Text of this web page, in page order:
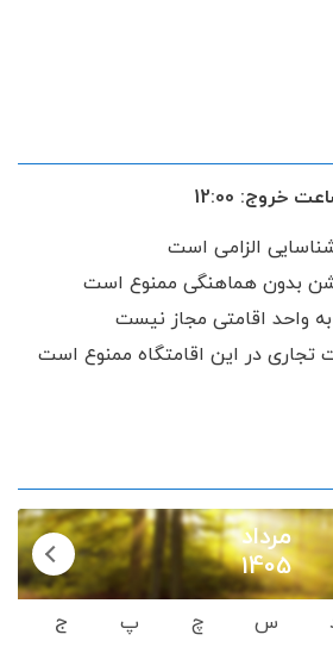
خروج: 12:00
الزامی است
بدون هماهنگی ممنوع است
واحد اقامتی مجاز نیست
تجاری در این اقامتگاه ممنوع است
مرداد
1405
س چ پ
ج